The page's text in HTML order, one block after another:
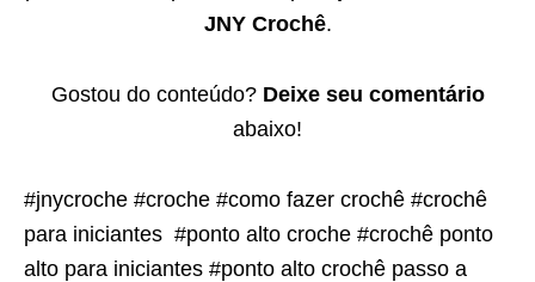
JNY Crochê.
Gostou do conteúdo? Deixe seu comentário
abaixo!
#jnycroche #croche #como fazer crochê #crochê
para iniciantes #ponto alto croche #crochê ponto
alto para iniciantes #ponto alto crochê passo a